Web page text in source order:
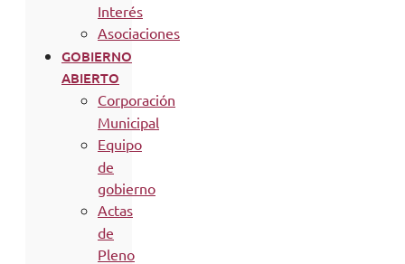
Interés
Asociaciones
GOBIERNO
ABIERTO
Corporación
Municipal
Equipo
de
gobierno
Actas
de
Pleno